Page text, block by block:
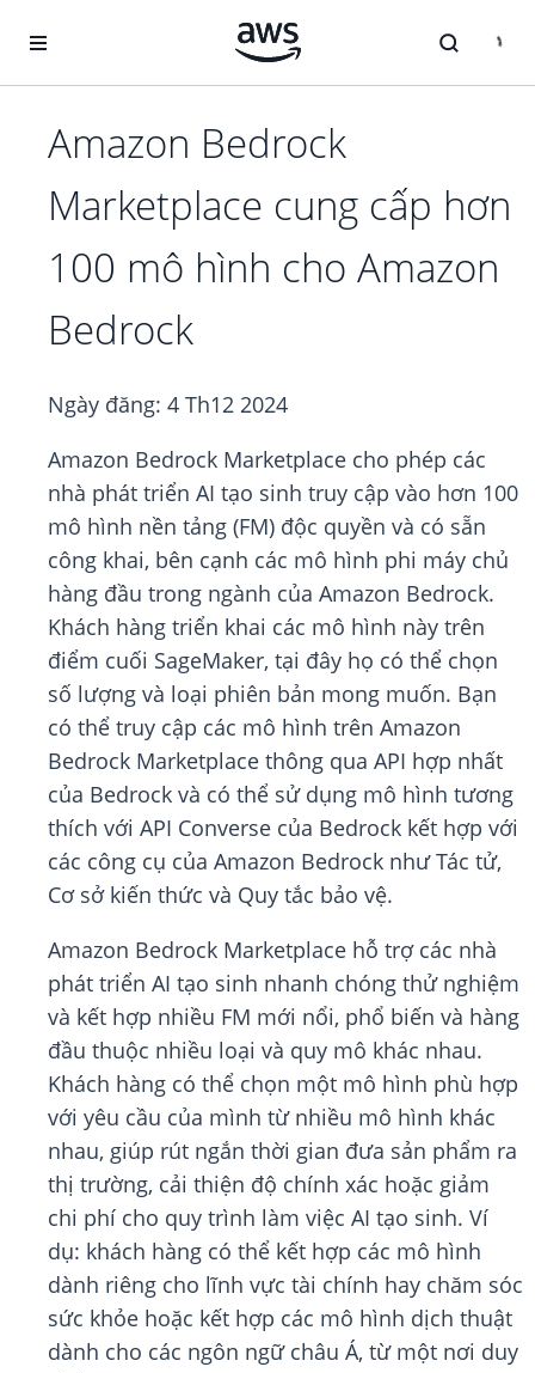
Amazon Bedrock
Marketplace cung cấp hơn
100 mô hình cho Amazon
Bedrock
Ngày đăng: 4 Th12 2024
Amazon Bedrock Marketplace cho phép các
nhà phát triển AI tạo sinh truy cập vào hơn 100
mô hình nền tảng (FM) độc quyền và có sẵn
công khai, bên cạnh các mô hình phi máy chủ
hàng đầu trong ngành của Amazon Bedrock.
Khách hàng triển khai các mô hình này trên
điểm cuối SageMaker, tại đây họ có thể chọn
số lượng và loại phiên bản mong muốn. Bạn
có thể truy cập các mô hình trên Amazon
Bedrock Marketplace thông qua API hợp nhất
của Bedrock và có thể sử dụng mô hình tương
thích với API Converse của Bedrock kết hợp với
các công cụ của Amazon Bedrock như Tác tử,
Cơ sở kiến thức và Quy tắc bảo vệ.
Amazon Bedrock Marketplace hỗ trợ các nhà
phát triển AI tạo sinh nhanh chóng thử nghiệm
và kết hợp nhiều FM mới nổi, phổ biến và hàng
đầu thuộc nhiều loại và quy mô khác nhau.
Khách hàng có thể chọn một mô hình phù hợp
với yêu cầu của mình từ nhiều mô hình khác
nhau, giúp rút ngắn thời gian đưa sản phẩm ra
thị trường, cải thiện độ chính xác hoặc giảm
chi phí cho quy trình làm việc AI tạo sinh. Ví
dụ: khách hàng có thể kết hợp các mô hình
dành riêng cho lĩnh vực tài chính hay chăm sóc
sức khỏe hoặc kết hợp các mô hình dịch thuật
dành cho các ngôn ngữ châu Á, từ một nơi duy